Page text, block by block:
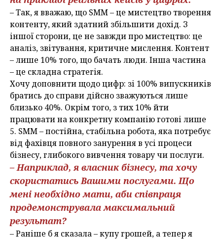
– Так, я вважаю, що SММ – це мистецтво творення
контенту, який здатний збільшити дохід. З
іншої сторони, це не завжди про мистецтво: це
аналіз, звітування, критичне мислення. Контент
– лише 10% того, що бачать люди. Інша частина
– це складна стратегія.
Хочу доповнити щодо цифр: зі 100% випускників
братись до справи дійсно зважуються лише
близько 40%. Окрім того, з тих 10% йти
працювати на конкретну компанію готові лише
5. SММ – постійна, стабільна робота, яка потребує
від фахівця повного занурення в усі процеси
бізнесу, глибокого вивчення товару чи послуги.
– Наприклад, я власник бізнесу, та хочу
скористатись Вашими послугами. Що
мені необхідно мати, аби співпраця
продемонструвала максимальний
результат?
– Раніше б я сказала – купу грошей, а тепер я